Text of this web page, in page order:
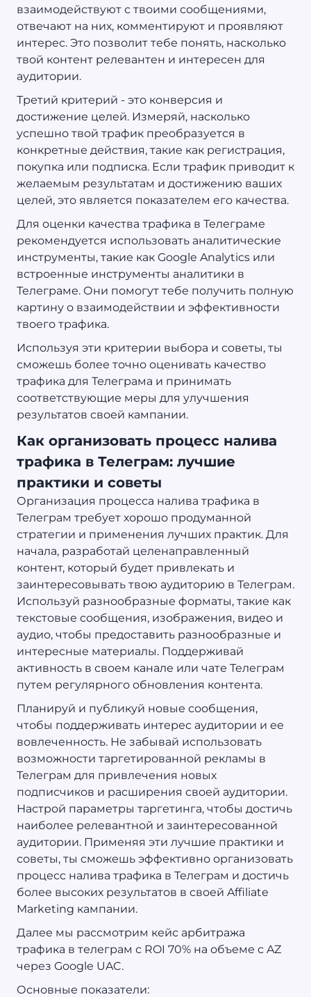
взаимодействуют с твоими сообщениями,
отвечают на них, комментируют и проявляют
интерес. Это позволит тебе понять, насколько
твой контент релевантен и интересен для
аудитории.
Третий критерий - это конверсия и
достижение целей. Измеряй, насколько
успешно твой трафик преобразуется в
конкретные действия, такие как регистрация,
покупка или подписка. Если трафик приводит к
желаемым результатам и достижению ваших
целей, это является показателем его качества.
Для оценки качества трафика в Телеграме
рекомендуется использовать аналитические
инструменты, такие как Google Analytics или
встроенные инструменты аналитики в
Телеграме. Они помогут тебе получить полную
картину о взаимодействии и эффективности
твоего трафика.
Используя эти критерии выбора и советы, ты
сможешь более точно оценивать качество
трафика для Телеграма и принимать
соответствующие меры для улучшения
результатов своей кампании.
Как организовать процесс налива
трафика в Телеграм: лучшие
практики и советы
Организация процесса налива трафика в
Телеграм требует хорошо продуманной
стратегии и применения лучших практик. Для
начала, разработай целенаправленный
контент, который будет привлекать и
заинтересовывать твою аудиторию в Телеграм.
Используй разнообразные форматы, такие как
текстовые сообщения, изображения, видео и
аудио, чтобы предоставить разнообразные и
интересные материалы. Поддерживай
активность в своем канале или чате Телеграм
путем регулярного обновления контента.
Планируй и публикуй новые сообщения,
чтобы поддерживать интерес аудитории и ее
вовлеченность. Не забывай использовать
возможности таргетированной рекламы в
Телеграм для привлечения новых
подписчиков и расширения своей аудитории.
Настрой параметры таргетинга, чтобы достичь
наиболее релевантной и заинтересованной
аудитории. Применяя эти лучшие практики и
советы, ты сможешь эффективно организовать
процесс налива трафика в Телеграм и достичь
более высоких результатов в своей Affiliate
Marketing кампании.
Далее мы рассмотрим кейс арбитража
трафика в телеграм с ROI 70% на объеме с AZ
через Google UAC.
Основные показатели: